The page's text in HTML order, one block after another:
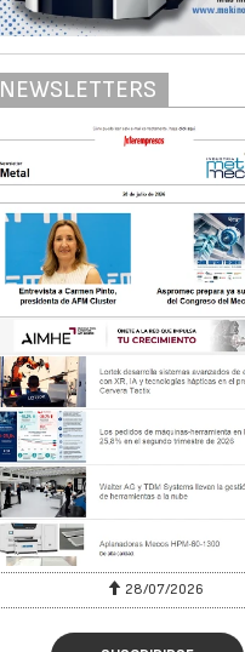
NEWSLETTERS
28/07/2026